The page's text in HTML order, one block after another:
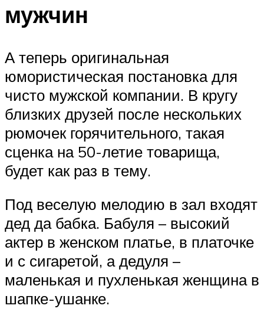
мужчин
А теперь оригинальная
юмористическая постановка для
чисто мужской компании. В кругу
близких друзей после нескольких
рюмочек горячительного, такая
сценка на 50-летие товарища,
будет как раз в тему.
Под веселую мелодию в зал входят
дед да бабка. Бабуля – высокий
актер в женском платье, в платочке
и с сигаретой, а дедуля –
маленькая и пухленькая женщина в
шапке-ушанке.